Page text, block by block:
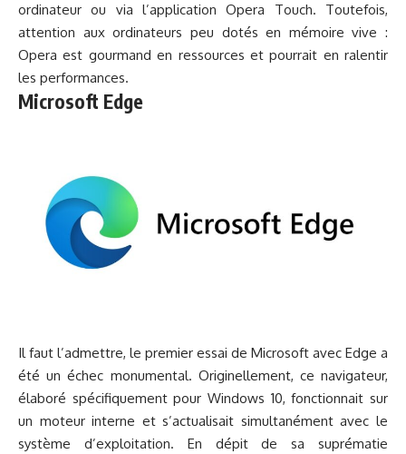
ordinateur ou via l’application Opera Touch. Toutefois,
attention aux ordinateurs peu dotés en mémoire vive :
Opera est gourmand en ressources et pourrait en ralentir
les performances.
Microsoft Edge
Il faut l’admettre, le premier essai de Microsoft avec Edge a
été un échec monumental. Originellement, ce navigateur,
élaboré spécifiquement pour Windows 10, fonctionnait sur
un moteur interne et s’actualisait simultanément avec le
système d’exploitation. En dépit de sa suprématie